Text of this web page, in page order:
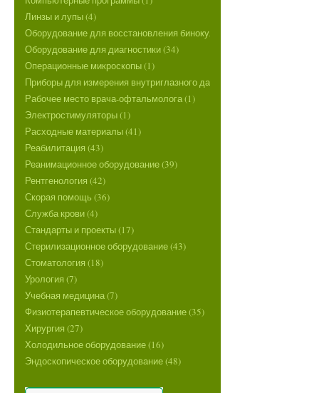
Линзы и лупы (4)
Оборудование для восстановления бинокулярного зрения (1)
Оборудование для диагностики (34)
Операционные микроскопы (1)
Приборы для измерения внутриглазного давления (2)
Рабочее место врача-офтальмолога (1)
Электростимуляторы (1)
Расходные материалы (41)
Реабилитация (43)
Реанимационное оборудование (39)
Рентгенология (42)
Скорая помощь (36)
Служба крови (4)
Стандарты и проекты (17)
Стерилизационное оборудование (43)
Стоматология (18)
Урология (7)
Учебная медицина (7)
Физиотерапевтическое оборудование (35)
Хирургия (27)
Холодильное оборудование (16)
Эндоскопическое оборудование (48)